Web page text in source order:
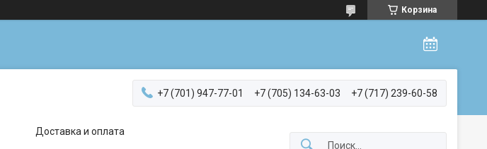
Корзина
+7 (701) 947-77-01 +7 (705) 134-63-03 +7 (717) 239-60-58
Доставка и оплата